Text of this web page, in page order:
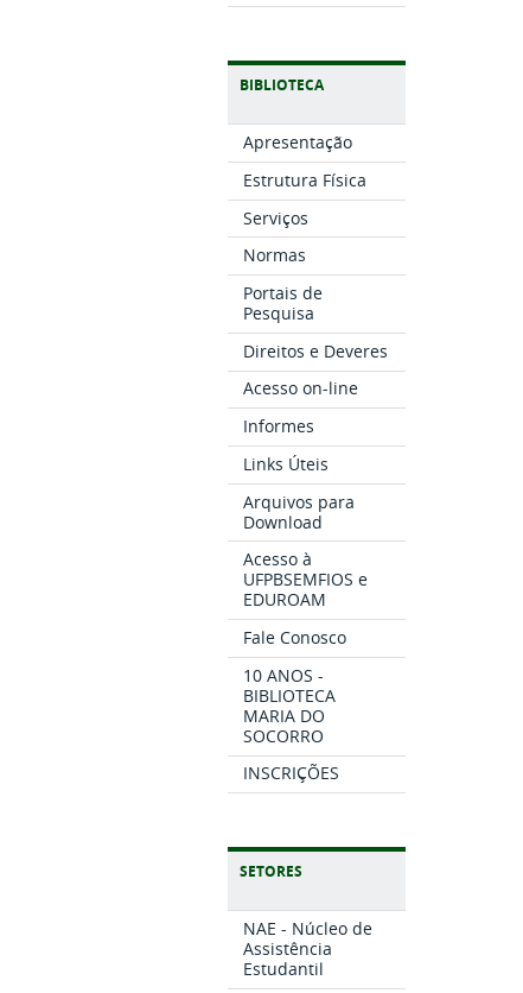
BIBLIOTECA
Apresentação
Estrutura Física
Serviços
Normas
Portais de
Pesquisa
Direitos e Deveres
Acesso on-line
Informes
Links Úteis
Arquivos para
Download
Acesso à
UFPBSEMFIOS e
EDUROAM
Fale Conosco
10 ANOS -
BIBLIOTECA
MARIA DO
SOCORRO
INSCRIÇÕES
SETORES
NAE - Núcleo de
Assistência
Estudantil